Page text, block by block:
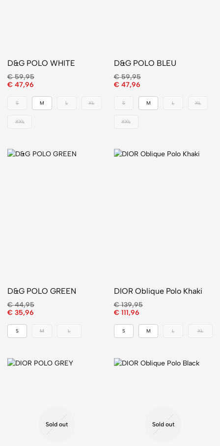
D&G POLO WHITE
€59,95
€ 47,96
S M L XL
XXL
D&G POLO BLEU
€59,95
€ 47,96
S M L XL
XXL
D&G POLO GREEN
€44,95
€ 35,96
S M L
DIOR Oblique Polo Khaki
€139,95
€ 111,96
S M L XL
Sold out Sold out